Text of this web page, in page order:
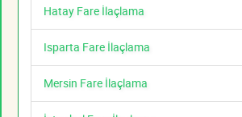
Hatay Fare İlaçlama
Isparta Fare İlaçlama
Mersin Fare İlaçlama